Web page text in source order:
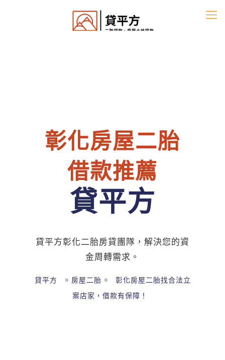
彰化房屋二胎
借款推薦
貸平方
貸平方彰化二胎房貸團隊，解決您的資
金周轉需求。
貸平方 » 房屋二胎 »
彰化房屋二胎找合法立
案店家，借款有保障！